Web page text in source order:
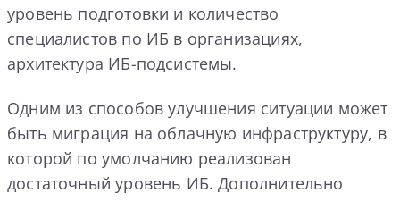
уровень подготовки и количество
специалистов по ИБ в организациях,
архитектура ИБ-подсистемы.
Одним из способов улучшения ситуации может
быть миграция на облачную инфраструктуру, в
которой по умолчанию реализован
достаточный уровень ИБ. Дополнительно